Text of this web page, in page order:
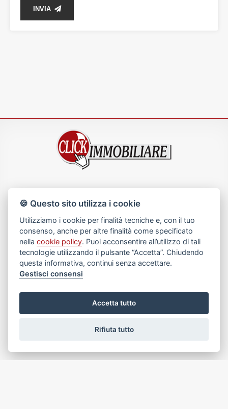
INVIA
Tel. 0558402282
Cell. 3381105590
Email: info@clickimmobiliare.net
P.IVA: 06257900487
LINK VELOCI
Contatti
🍪 Questo sito utilizza i cookie
Utilizziamo i cookie per finalità tecniche e, con il tuo
consenso, anche per altre finalità come specificato
nellacookie policy. Puoi acconsentire all’utilizzo di tali
tecnologie utilizzando il pulsante “Accetta”. Chiudendo
questa informativa, continui senza accettare.
Gestisci consensi
Accetta tutto
Rifiuta tutto